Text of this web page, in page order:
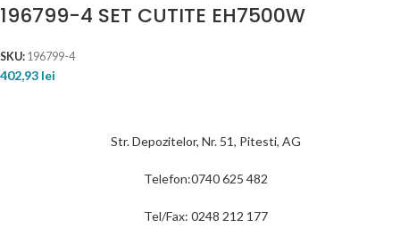
196799-4 SET CUTITE EH7500W
SKU: 196799-4
402,93 lei
Str. Depozitelor, Nr. 51, Pitesti, AG
Telefon:0740 625 482
Tel/Fax: 0248 212 177